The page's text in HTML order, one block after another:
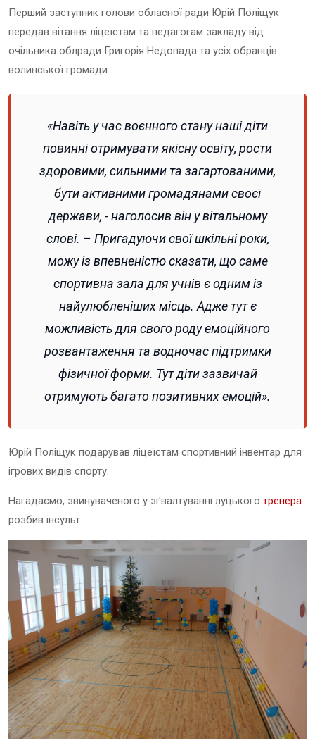
Перший заступник голови обласної ради Юрій Поліщук
передав вітання ліцеїстам та педагогам закладу від
очільника облради Григорія Недопада та усіх обранців
волинської громади.
«Навіть у час воєнного стану наші діти
повинні отримувати якісну освіту, рости
здоровими, сильними та загартованими,
бути активними громадянами своєї
держави, - наголосив він у вітальному
слові. – Пригадуючи свої шкільні роки,
можу із впевненістю сказати, що саме
спортивна зала для учнів є одним із
найулюбленіших місць. Адже тут є
можливість для свого роду емоційного
розвантаження та водночас підтримки
фізичної форми. Тут діти зазвичай
отримують багато позитивних емоцій».
Юрій Поліщук подарував ліцеїстам спортивний інвентар для
ігрових видів спорту.
Нагадаємо, звинуваченого у зґвалтуванні луцького тренера
розбив інсульт